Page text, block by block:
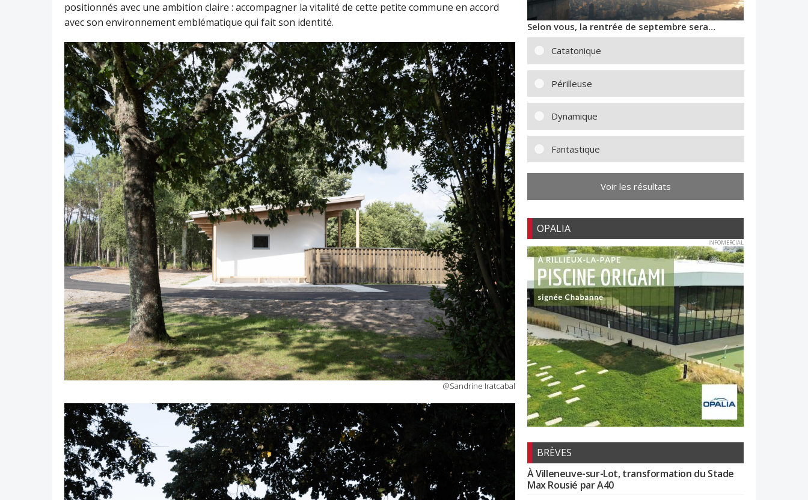
positionnés avec une ambition claire : accompagner la vitalité de cette petite commune en accord
avec son environnement emblématique qui fait son identité.
@Sandrine Iratcabal
Selon vous, la rentrée de septembre sera…
Catatonique
Périlleuse
Dynamique
Fantastique
Voir les résultats
OPALIA
INFOMERCIAL
BRÈVES
À Villeneuve-sur-Lot, transformation du Stade
Max Rousié par A40